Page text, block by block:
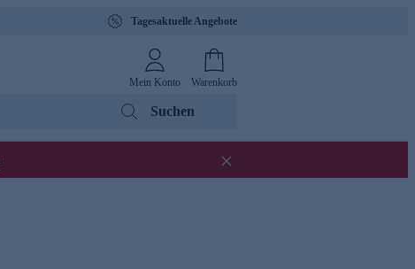
Tagesaktuelle Angebote
Mein Konto Warenkorb
Suchen